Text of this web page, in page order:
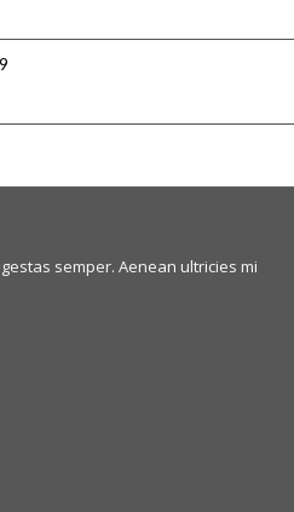
semper. Aenean ultricies mi